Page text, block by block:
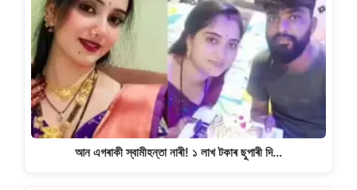
আন এগৰাকী স্বামীহন্তা নাৰী! ১ লাখ টকাৰ ছুপাৰী দি…